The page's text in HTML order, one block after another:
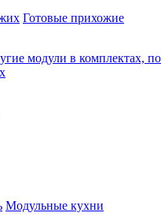
Готовые прихожие
модули в комплектах,
Модульные кухни